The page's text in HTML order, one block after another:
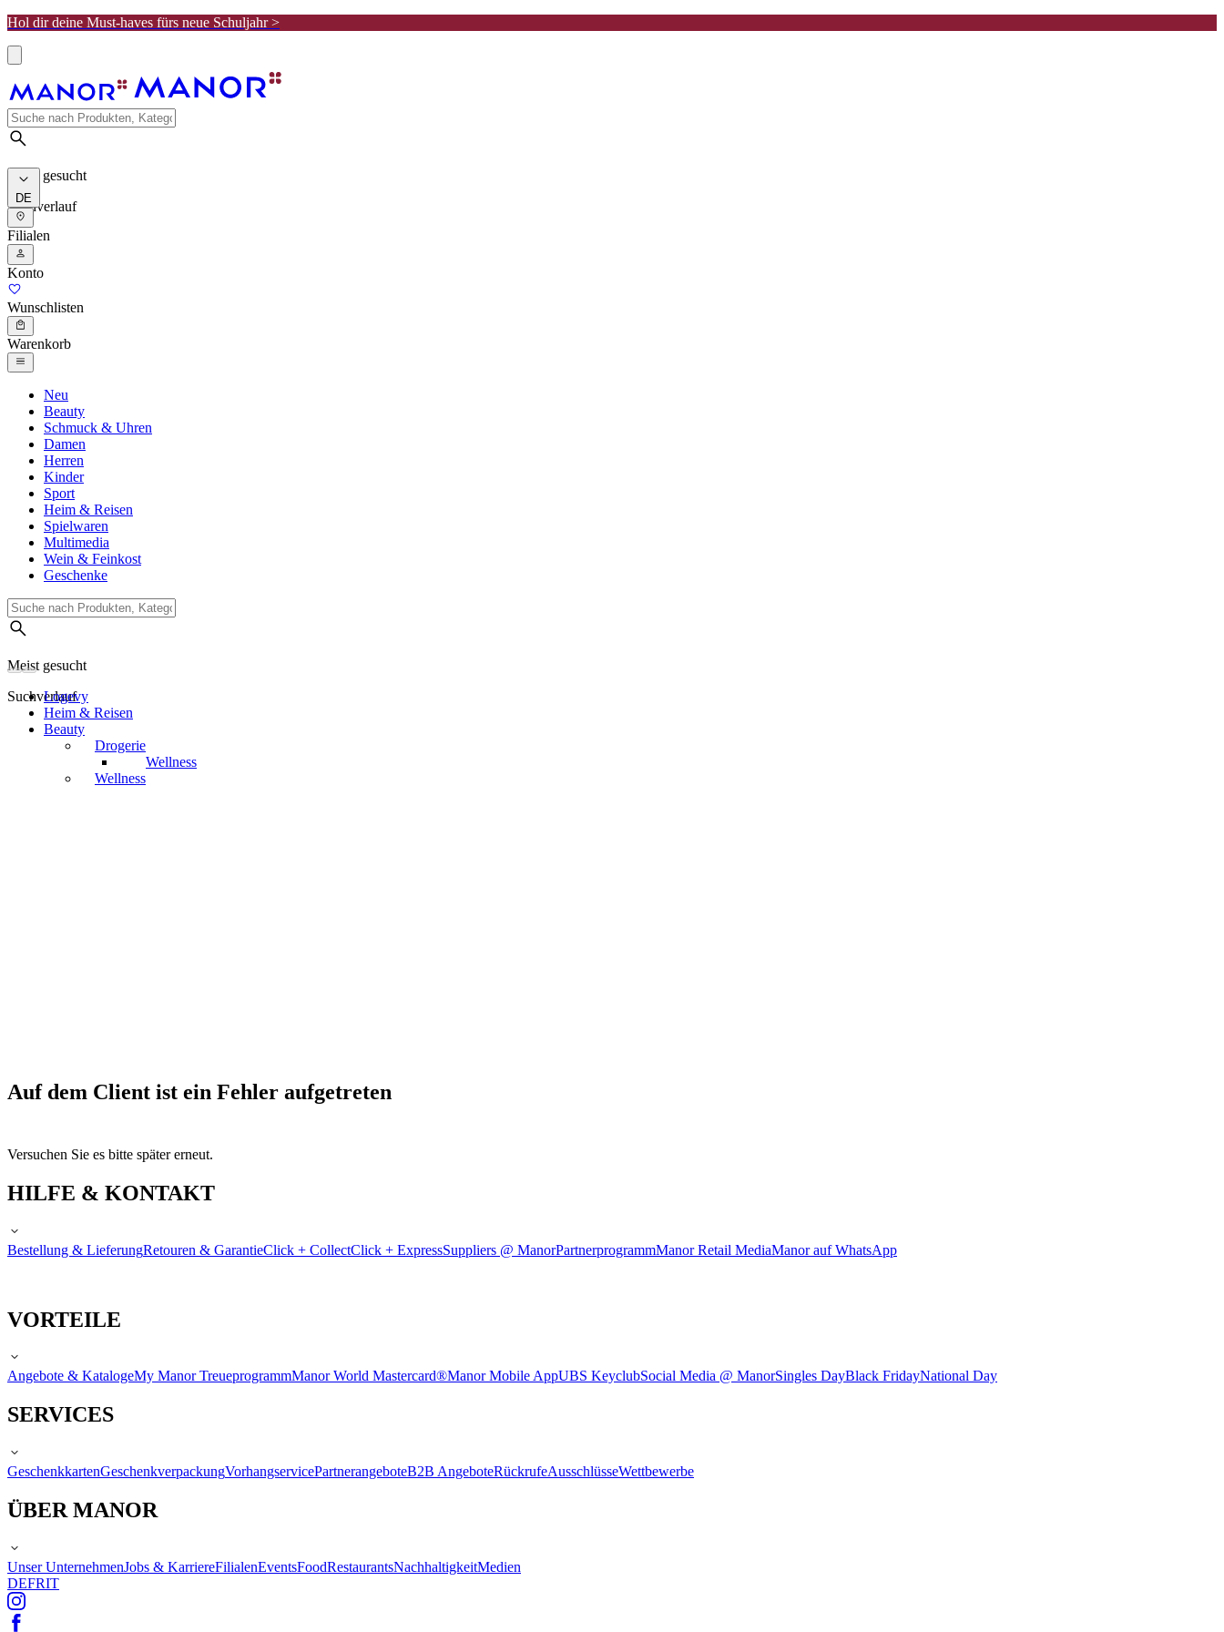
Hol dir deine Must-haves fürs neue Schuljahr >
Meist gesucht
Suchverlauf
DE
Filialen
Konto
Wunschlisten
Warenkorb
Neu
Beauty
Schmuck & Uhren
Damen
Herren
Kinder
Sport
Heim & Reisen
Spielwaren
Multimedia
Wein & Feinkost
Geschenke
Meist gesucht
Suchverlauf
Logevy
Heim & Reisen
Beauty
Drogerie
Wellness
Wellness
Auf dem Client ist ein Fehler aufgetreten
Versuchen Sie es bitte später erneut.
HILFE & KONTAKT
Bestellung & LieferungRetouren & GarantieClick + CollectClick + ExpressSuppliers @ ManorPartnerprogrammManor Retail MediaManor auf WhatsApp
VORTEILE
Angebote & KatalogeMy Manor TreueprogrammManor World Mastercard®Manor Mobile AppUBS KeyclubSocial Media @ ManorSingles DayBlack FridayNational Day
SERVICES
GeschenkkartenGeschenkverpackungVorhangservicePartnerangeboteB2B AngeboteRückrufeAusschlüsseWettbewerbe
ÜBER MANOR
Unser UnternehmenJobs & KarriereFilialenEventsFoodRestaurantsNachhaltigkeitMedien
DEFRIT